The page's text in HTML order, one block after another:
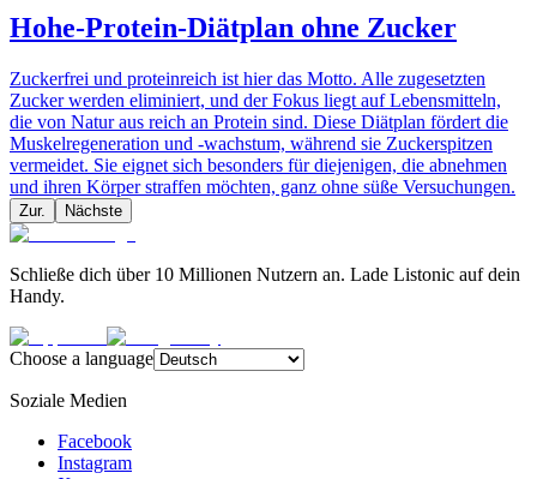
Hohe-Protein-Diätplan ohne Zucker
Zuckerfrei und proteinreich ist hier das Motto. Alle zugesetzten
Zucker werden eliminiert, und der Fokus liegt auf Lebensmitteln,
die von Natur aus reich an Protein sind. Diese Diätplan fördert die
Muskelregeneration und -wachstum, während sie Zuckerspitzen
vermeidet. Sie eignet sich besonders für diejenigen, die abnehmen
und ihren Körper straffen möchten, ganz ohne süße Versuchungen.
Zur. Nächste
Schließe dich über 10 Millionen Nutzern an. Lade Listonic auf dein
Handy.
Choose a language
Soziale Medien
Facebook
Instagram